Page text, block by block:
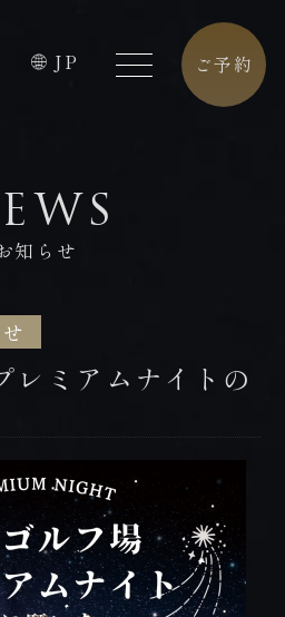
JP ご予約
館内施設
CAFE
ACCESS
アクセス
お問合せ
BOOK NOW
ご予約
知らせ
レミアムナイトの